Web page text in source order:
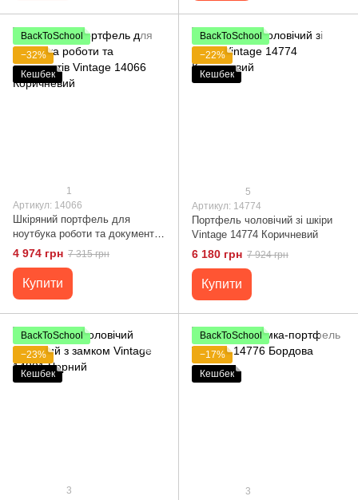
BackToSchool
−32%
Кешбек
1
Артикул: 14066
Шкіряний портфель для
ноутбука роботи та документів
Vintage 14066 Коричневий
4 974 грн 7 315 грн
Купити
BackToSchool
−22%
Кешбек
5
Артикул: 14774
Портфель чоловічий зі шкіри
Vintage 14774 Коричневий
6 180 грн 7 924 грн
Купити
BackToSchool
−23%
Кешбек
3
BackToSchool
−17%
Кешбек
3